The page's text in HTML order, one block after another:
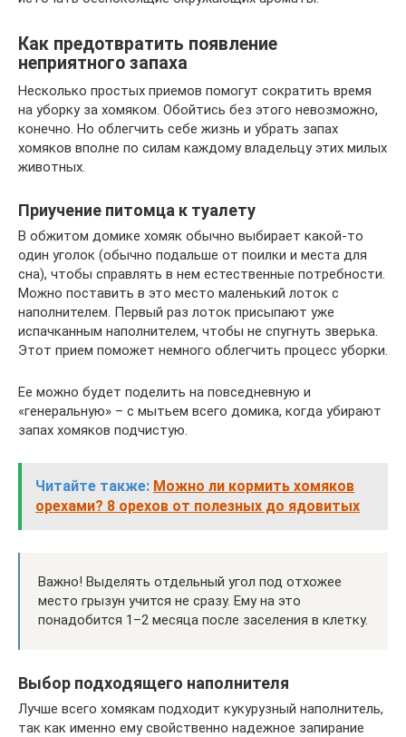
Как предотвратить появление
неприятного запаха
Несколько простых приемов помогут сократить время
на уборку за хомяком. Обойтись без этого невозможно,
конечно. Но облегчить себе жизнь и убрать запах
хомяков вполне по силам каждому владельцу этих милых
животных.
Приучение питомца к туалету
В обжитом домике хомяк обычно выбирает какой-то
один уголок (обычно подальше от поилки и места для
сна), чтобы справлять в нем естественные потребности.
Можно поставить в это место маленький лоток с
наполнителем. Первый раз лоток присыпают уже
испачканным наполнителем, чтобы не спугнуть зверька.
Этот прием поможет немного облегчить процесс уборки.
Ее можно будет поделить на повседневную и
«генеральную» – с мытьем всего домика, когда убирают
запах хомяков подчистую.
Читайте также: Можно ли кормить хомяков
орехами? 8 орехов от полезных до ядовитых
Важно! Выделять отдельный угол под отхожее
место грызун учится не сразу. Ему на это
понадобится 1–2 месяца после заселения в клетку.
Выбор подходящего наполнителя
Лучше всего хомякам подходит кукурузный наполнитель,
так как именно ему свойственно надежное запирание